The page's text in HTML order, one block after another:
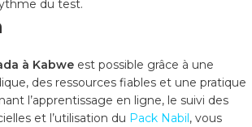
du test.
à Kabwe est possible grâce à une
des ressources fiables et une pratique
l’apprentissage en ligne, le suivi des
et l’utilisation du Pack Nabil, vous